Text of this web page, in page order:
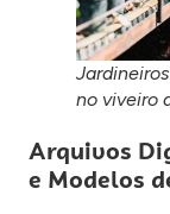
no viveiro
Arquivos
e Modelos